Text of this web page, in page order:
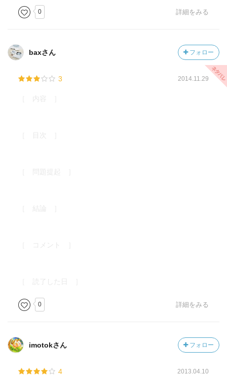
0 詳細をみる
baxさん フォロー
3 2014.11.29
［ 内容 ］
［ 目次 ］
［ 結論 ］
［ コメント ］
［ 読了した日 ］
0 詳細をみる
imotokさん フォロー
4 2013.04.10